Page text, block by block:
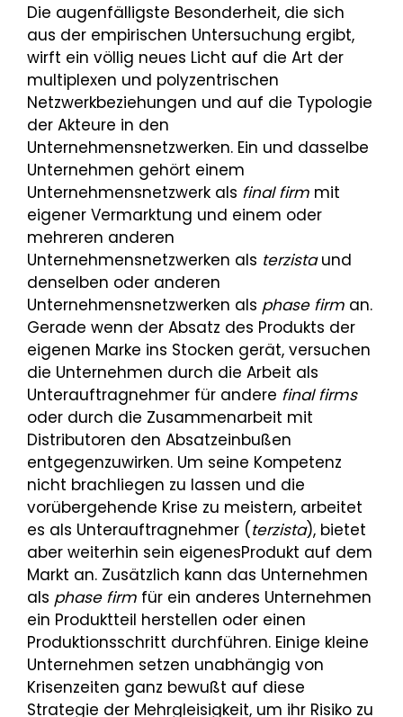
Die augenfälligste Besonderheit, die sich
aus der empirischen Untersuchung ergibt,
wirft ein völlig neues Licht auf die Art der
multiplexen und polyzentrischen
Netzwerkbeziehungen und auf die Typologie
der Akteure in den
Unternehmensnetzwerken. Ein und dasselbe
Unternehmen gehört einem
Unternehmensnetzwerk als final firm mit
eigener Vermarktung und einem oder
mehreren anderen
Unternehmensnetzwerken als terzistaund
denselben oder anderen
Unternehmensnetzwerken als phase firm an.
Gerade wenn der Absatz des Produkts der
eigenen Marke ins Stocken gerät, versuchen
die Unternehmen durch die Arbeit als
Unterauftragnehmer für andere final firms
oder durch die Zusammenarbeit mit
Distributoren den Absatzeinbußen
entgegenzuwirken. Um seine Kompetenz
nicht brachliegen zu lassen und die
vorübergehende Krise zu meistern, arbeitet
es als Unterauftragnehmer (terzista), bietet
aber weiterhin sein eigenesProdukt auf dem
Markt an. Zusätzlich kann das Unternehmen
als phase firm für ein anderes Unternehmen
ein Produktteil herstellen oder einen
Produktionsschritt durchführen. Einige kleine
Unternehmen setzen unabhängig von
Krisenzeiten ganz bewußt auf diese
Strategie der Mehrgleisigkeit, um ihr Risiko zu